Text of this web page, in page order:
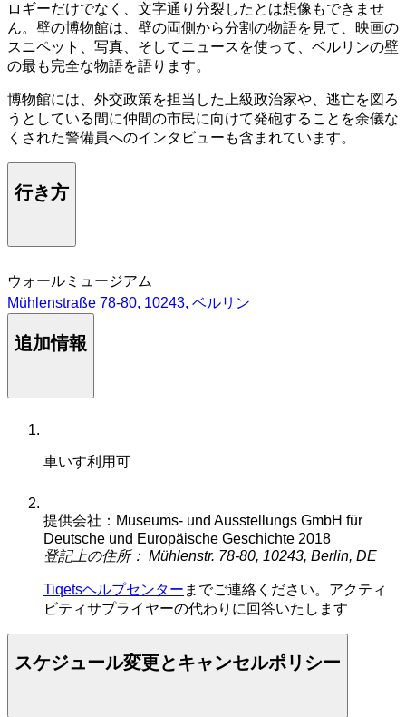
ロギーだけでなく、文字通り分裂したとは想像もできませ
ん。壁の博物館は、壁の両側から分割の物語を見て、映画の
スニペット、写真、そしてニュースを使って、ベルリンの壁
の最も完全な物語を語ります。
博物館には、外交政策を担当した上級政治家や、逃亡を図ろ
うとしている間に仲間の市民に向けて発砲することを余儀な
くされた警備員へのインタビューも含まれています。
行き方
ウォールミュージアム
Mühlenstraße 78-80, 10243, ベルリン
追加情報
車いす利用可
提供会社：Museums- und Ausstellungs GmbH für
Deutsche und Europäische Geschichte 2018
登記上の住所： Mühlenstr. 78-80, 10243, Berlin, DE
Tiqetsヘルプセンター までご連絡ください。アクティ
ビティサプライヤーの代わりに回答いたします
スケジュール変更とキャンセルポリシー